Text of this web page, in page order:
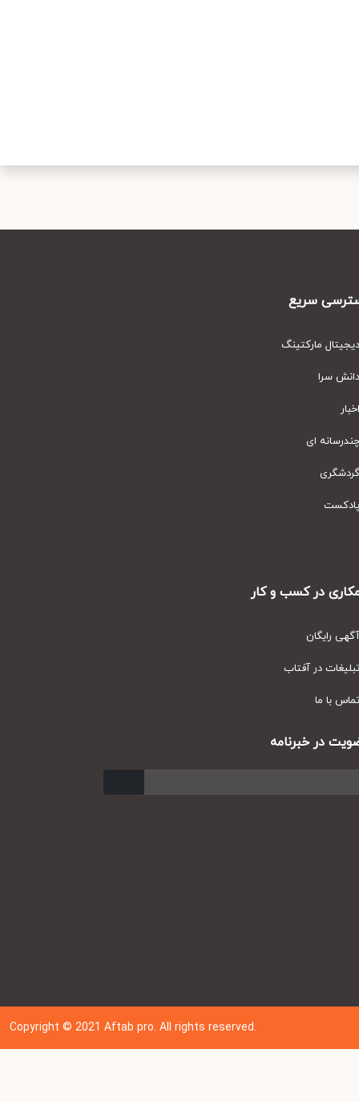
سریع
مارکتینگ
سرا
ای
در کسب و کار
رایگان
در آفتاب
با ما
در خبرنامه
Copyright © 202 1Aftab pro. All rights reserved.